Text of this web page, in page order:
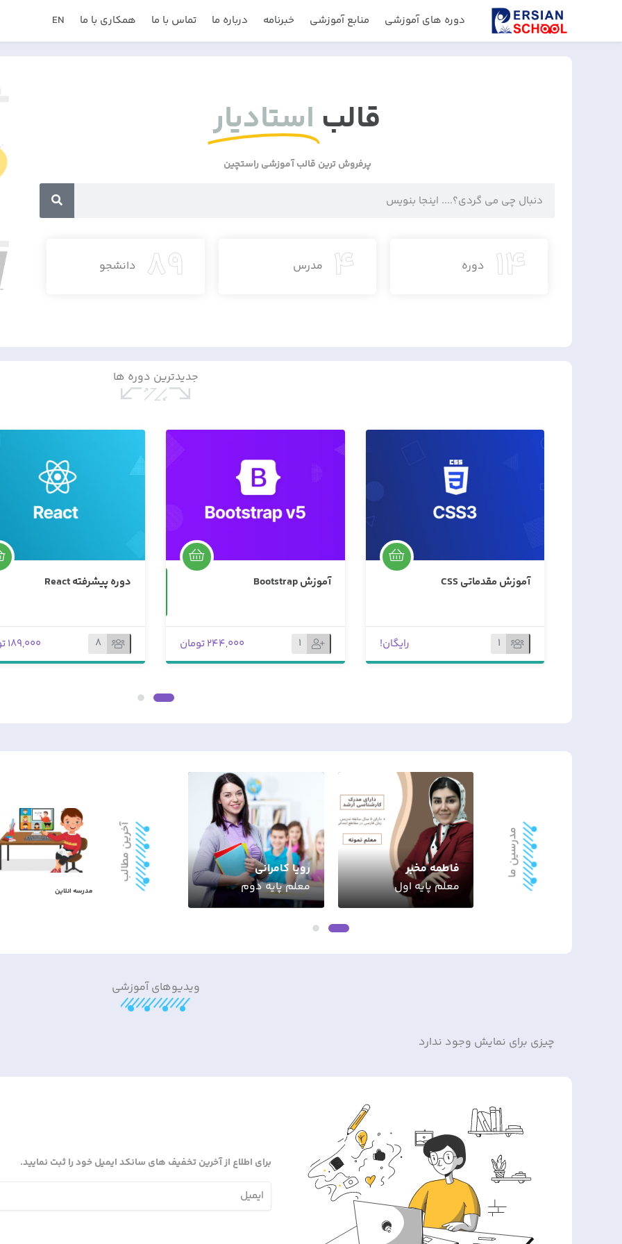
دوره های آموزشی منابع آموزشی خبرنامه درباره ما تماس با ما همکاری با ما EN
قالب استادیار
پرفروش ترین قالب آموزشی راستچین
14 دوره 4 مدرس 89 دانشجو
جدیدترین دوره ها
آموزش Bootstrap
1 244,000 تومان
دوره پیشرفته React
8 189,000 تومان
آموزش انگولار
2 229,000 تومان
مدرسین ما
رویا کامرانی
معلم پایه دوم
علی شهابی
معلم پایه سوم
مریم اکبری
معلم پایه چهارم
آخرین مطالب
مدرسه انلاین
ویدیوهای آموزشی
چیزی برای نمایش وجود ندارد
برای اطلاع از آخرین تخفیف های سانکد ایمیل خود را ثبت نمایید.